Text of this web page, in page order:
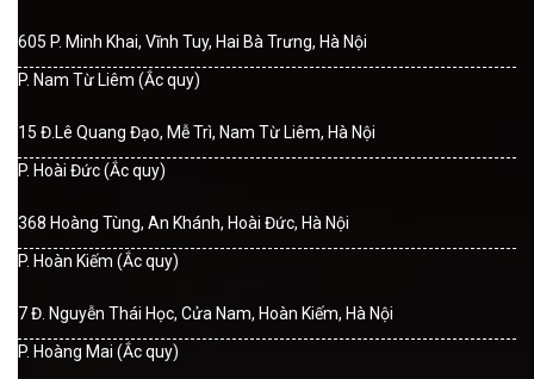
605 P. Minh Khai, Vĩnh Tuy, Hai Bà Trưng, Hà Nội
P. Nam Từ Liêm (Ắc quy)
15 Đ.Lê Quang Đạo, Mễ Trì, Nam Từ Liêm, Hà Nội
P. Hoài Đức (Ắc quy)
368 Hoàng Tùng, An Khánh, Hoài Đức, Hà Nội
P. Hoàn Kiếm (Ắc quy)
7 Đ. Nguyễn Thái Học, Cửa Nam, Hoàn Kiếm, Hà Nội
P. Hoàng Mai (Ắc quy)